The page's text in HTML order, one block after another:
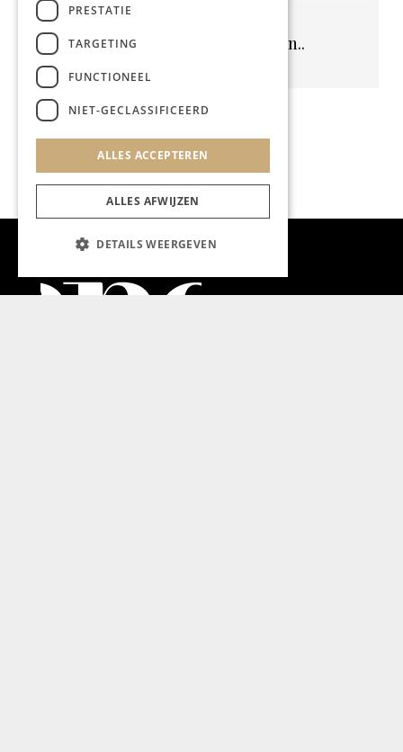
Geen resultaten gevonden..
PRESTATIE
TARGETING
FUNCTIONEEL
NIET-GECLASSIFICEERD
ALLES ACCEPTEREN
ALLES AFWIJZEN
DETAILS WEERGEVEN